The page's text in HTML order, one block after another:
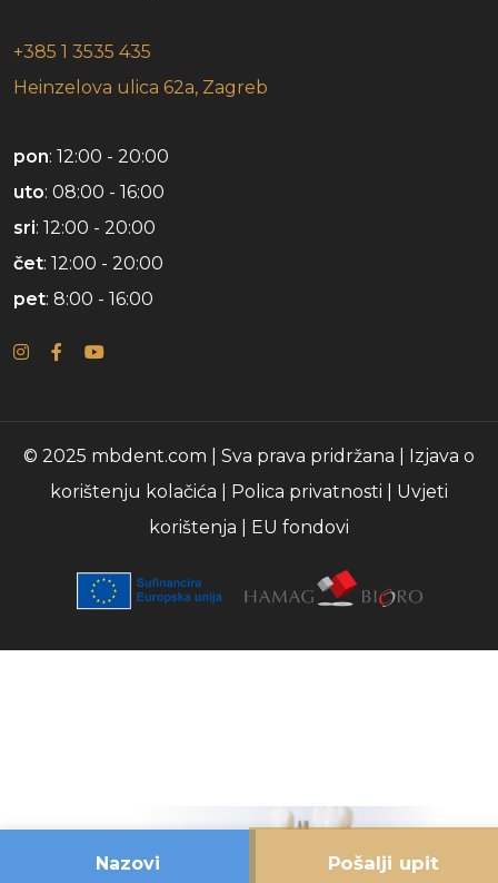
+385 1 3535 435
Heinzelova ulica 62a, Zagreb
pon: 12:00 - 20:00
uto: 08:00 - 16:00
sri: 12:00 - 20:00
čet: 12:00 - 20:00
pet: 8:00 - 16:00
© 2025 mbdent.com | Sva prava pridržana | Izjava o
korištenju kolačića
Polica privatnosti
Uvjeti
korištenja
EU fondovi
Nazovi Pošalji upit